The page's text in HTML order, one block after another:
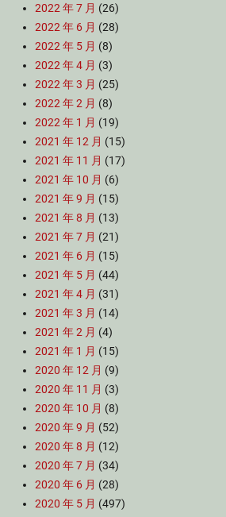
2022 年 7 月 (26)
2022 年 6 月 (28)
2022 年 5 月 (8)
2022 年 4 月 (3)
2022 年 3 月 (25)
2022 年 2 月 (8)
2022 年 1 月 (19)
2021 年 12 月 (15)
2021 年 11 月 (17)
2021 年 10 月 (6)
2021 年 9 月 (15)
2021 年 8 月 (13)
2021 年 7 月 (21)
2021 年 6 月 (15)
2021 年 5 月 (44)
2021 年 4 月 (31)
2021 年 3 月 (14)
2021 年 2 月 (4)
2021 年 1 月 (15)
2020 年 12 月 (9)
2020 年 11 月 (3)
2020 年 10 月 (8)
2020 年 9 月 (52)
2020 年 8 月 (12)
2020 年 7 月 (34)
2020 年 6 月 (28)
2020 年 5 月 (497)